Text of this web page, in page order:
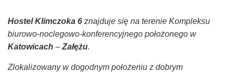
Hostel Klimczoka 6 znajduje się na terenie Kompleksu
biurowo-noclegowo-konferencyjnego położonego w
Katowicach – Załężu.
Zlokalizowany w dogodnym położeniu z dobrym